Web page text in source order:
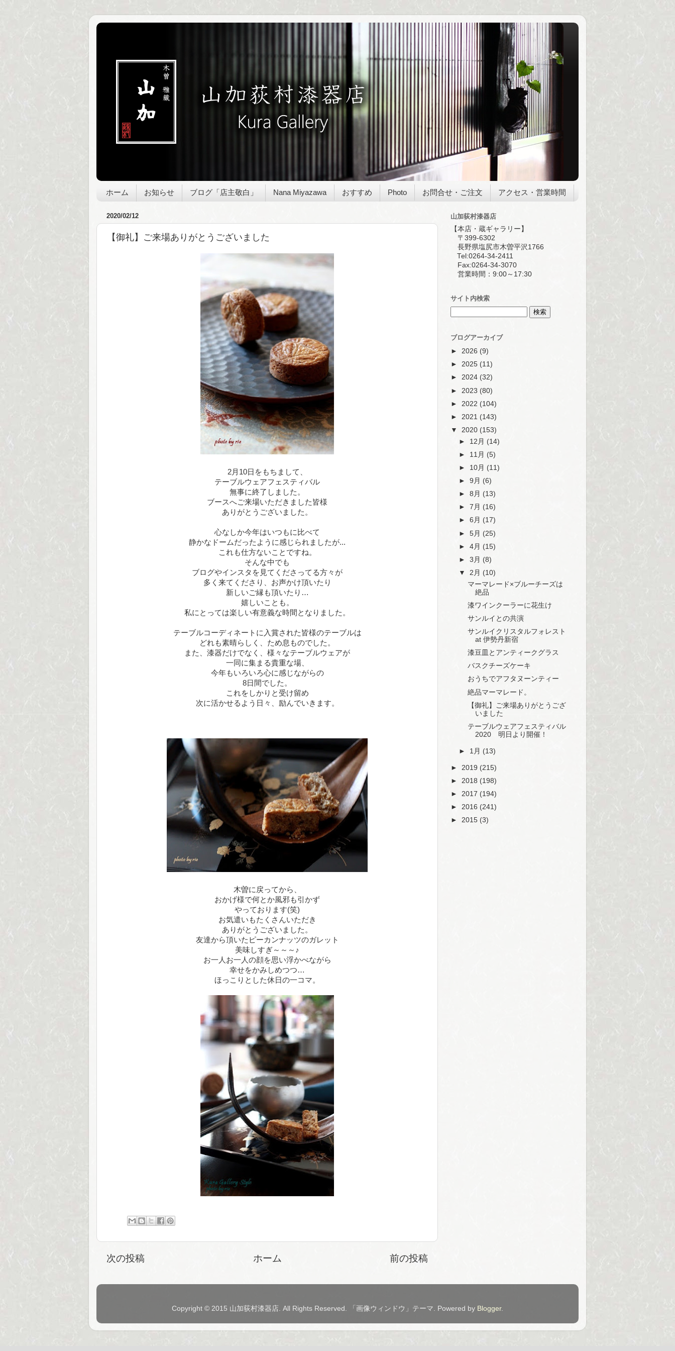
ホーム お知らせ ブログ「店主敬白」 Nana Miyazawa おすすめ Photo お問合せ・ご注文 アクセス・営業時間
2020/02/12
【御礼】ご来場ありがとうございました
2月10日をもちまして、
テーブルウェアフェスティバル
無事に終了しました。
ブースへご来場いただきました皆様
ありがとうございました。
心なしか今年はいつもに比べて
静かなドームだったように感じられましたが...
これも仕方ないことですね。
そんな中でも
ブログやインスタを見てくださってる方々が
多く来てくださり、お声かけ頂いたり
新しいご縁も頂いたり…
嬉しいことも。
私にとっては楽しい有意義な時間となりました。
テーブルコーディネートに入賞された皆様のテーブルは
どれも素晴らしく、ため息ものでした。
また、漆器だけでなく、様々なテーブルウェアが
一同に集まる貴重な場、
今年もいろいろ心に感じながらの
8日間でした。
これをしかりと受け留め
次に活かせるよう日々、励んでいきます。
木曽に戻ってから、
おかげ様で何とか風邪も引かず
やっております(笑)
お気遣いもたくさんいただき
ありがとうございました。
友達から頂いたピーカンナッツのガレット
美味しすぎ～～～♪
お一人お一人の顔を思い浮かべながら
幸せをかみしめつつ…
ほっこりとした休日の一コマ。
次の投稿 前の投稿
ホーム
山加荻村漆器店
【本店・蔵ギャラリー】
〒399-6302
長野県塩尻市木曽平沢1766
Tel:0264-34-2411
Fax:0264-34-3070
営業時間：9:00～17:30
サイト内検索
ブログアーカイブ
► 2026 (9)
► 2025 (11)
► 2024 (32)
► 2023 (80)
► 2022 (104)
► 2021 (143)
▼ 2020 (153)
► 12月 (14)
► 11月 (5)
► 10月 (11)
►9月 (6)
►8月 (13)
►7月 (16)
►6月 (17)
►5月 (25)
►4月 (15)
►3月 (8)
▼ 2月 (10)
マーマレード×ブルーチーズは
絶品
漆ワインクーラーに花生け
サンルイとの共演
サンルイクリスタルフォレスト
at 伊勢丹新宿
漆豆皿とアンティークグラス
バスクチーズケーキ
おうちでアフタヌーンティー
絶品マーマレード。
【御礼】ご来場ありがとうござ
いました
テーブルウェアフェスティバル
2020 明日より開催！
► 1月 (13)
► 2019 (215)
► 2018 (198)
► 2017 (194)
► 2016 (241)
► 2015 (3)
Copyright © 2015 山加荻村漆器店. All Rights Reserved. 「画像ウィンドウ」テーマ. Powered by Blogger.